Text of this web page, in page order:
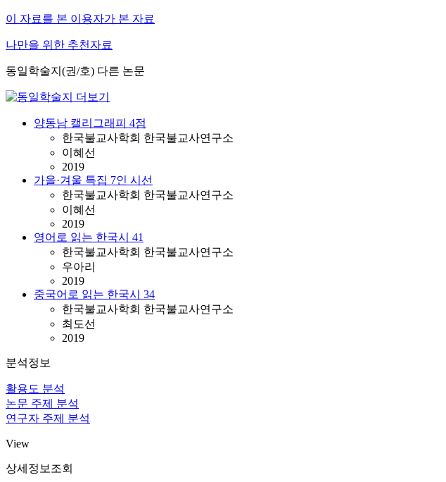
이 자료를 본 이용자가 본 자료
나만을 위한 추천자료
동일학술지(권/호) 다른 논문
양동남 캘리그래피 4점
한국불교사학회 한국불교사연구소
이혜선
2019
가을·겨울 특집 7인 시선
한국불교사학회 한국불교사연구소
이혜선
2019
영어로 읽는 한국시 41
한국불교사학회 한국불교사연구소
우아리
2019
중국어로 읽는 한국시 34
한국불교사학회 한국불교사연구소
최도선
2019
분석정보
활용도 분석
논문 주제 분석
연구자 주제 분석
View
상세정보조회